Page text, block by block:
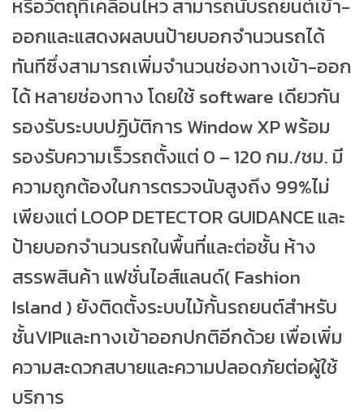
หรือวัตถุที่เคลื่อนไหว สามารถนับรถยนต์เข้า-
ออกและแสดงผลบนป้ายบอกจำนวนรถได้
ทันทีซึ่งสามารถเพิ่มจำนวนช่องทางเข้า-ออก
ได้ หลายช่องทาง โดยใช้ software เดียวกัน
รองรับระบบปฏิบัติการ Window XP พร้อม
รองรับความเร็วรถตั้งแต่ 0 – 120 กม./ชม. มี
ความถูกต้องในการตรวจนับสูงถึง 99%ไม่
เพียงแต่ LOOP DETECTOR GUIDANCE และ
ป้ายบอกจำนวนรถในพื้นที่และต่อชั้น ห้าง
สรรพสินค้า แฟชั่นไอส์แลนด์( Fashion
Island ) ยังติดตั้งระบบไม้กั้นรถยนต์สำหรับ
ชั้นVIPและทางเข้าออกปกติอีกด้วย เพื่อเพิ่ม
ความสะดวกสบายและความปลอดภัยต่อผู้ใช้
บริการ